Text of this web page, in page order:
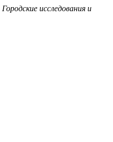
Городские исследования и